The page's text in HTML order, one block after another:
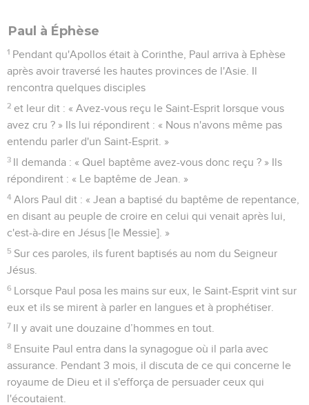
Paul à Éphèse
1 Pendant qu'Apollos était à Corinthe, Paul arriva à Ephèse
après avoir traversé les hautes provinces de l'Asie. Il
rencontra quelques disciples
2 et leur dit : « Avez-vous reçu le Saint-Esprit lorsque vous
avez cru ? » Ils lui répondirent : « Nous n'avons même pas
entendu parler d'un Saint-Esprit. »
3 Il demanda : « Quel baptême avez-vous donc reçu ? » Ils
répondirent : « Le baptême de Jean. »
4 Alors Paul dit : « Jean a baptisé du baptême de repentance,
en disant au peuple de croire en celui qui venait après lui,
c'est-à-dire en Jésus [le Messie]. »
5 Sur ces paroles, ils furent baptisés au nom du Seigneur
Jésus.
6 Lorsque Paul posa les mains sur eux, le Saint-Esprit vint sur
eux et ils se mirent à parler en langues et à prophétiser.
7 Il y avait une douzaine d’hommes en tout.
8 Ensuite Paul entra dans la synagogue où il parla avec
assurance. Pendant 3 mois, il discuta de ce qui concerne le
royaume de Dieu et il s'efforça de persuader ceux qui
l'écoutaient.